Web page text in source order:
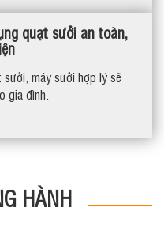
quạt sưởi an toàn,
sưởi, máy sưởi hợp lý sẽ
gia đình.
HÀNH